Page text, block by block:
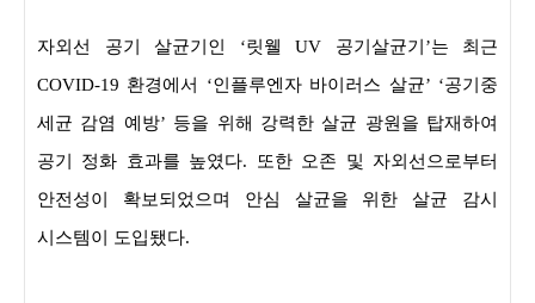
자외선 공기 살균기인 ‘릿웰 UV 공기살균기’는 최근
COVID-19 환경에서 ‘인플루엔자 바이러스 살균’ ‘공기중
세균 감염 예방’ 등을 위해 강력한 살균 광원을 탑재하여
공기 정화 효과를 높였다. 또한 오존 및 자외선으로부터
안전성이 확보되었으며 안심 살균을 위한 살균 감시
시스템이 도입됐다.